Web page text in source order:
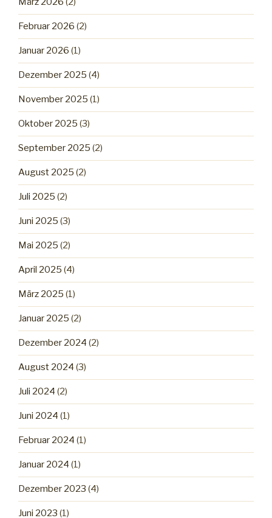
Februar 2026 (2)
Januar 2026 (1)
Dezember 2025 (4)
November 2025 (1)
Oktober 2025 (3)
September 2025 (2)
August 2025 (2)
Juli 2025 (2)
Juni 2025 (3)
Mai 2025 (2)
April 2025 (4)
März 2025 (1)
Januar 2025 (2)
Dezember 2024 (2)
August 2024 (3)
Juli 2024 (2)
Juni 2024 (1)
Februar 2024 (1)
Januar 2024 (1)
Dezember 2023 (4)
Juni 2023 (1)